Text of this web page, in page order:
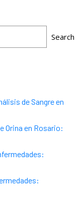
Search
de Sangre en
Orina en Rosario: